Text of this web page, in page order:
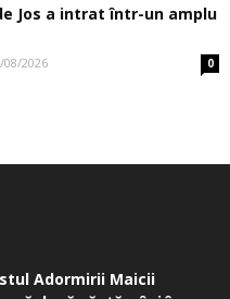
Jos a intrat într-un amplu
08/2026 0
Adormirii Maicii